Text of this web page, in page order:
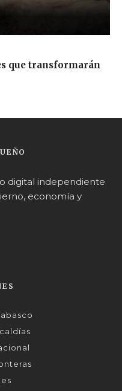
que transformarán
digital independiente
economía y